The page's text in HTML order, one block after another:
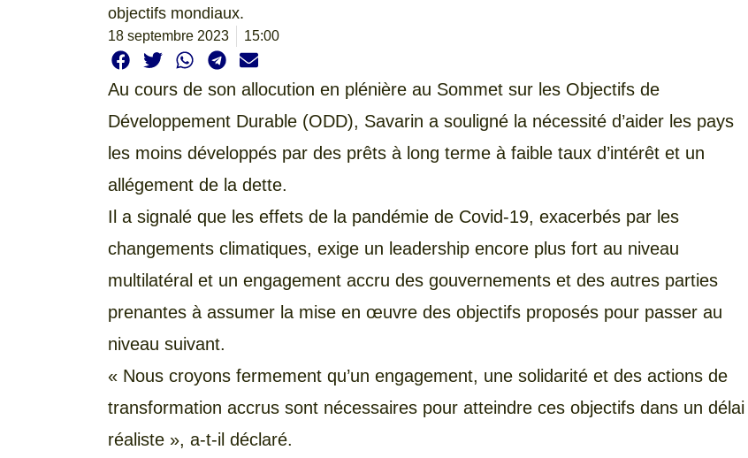
objectifs mondiaux.
18 septembre 2023 15:00
Au cours de son allocution en plénière au Sommet sur les Objectifs de
Développement Durable (ODD), Savarin a souligné la nécessité d’aider les pays
les moins développés par des prêts à long terme à faible taux d’intérêt et un
allégement de la dette.
Il a signalé que les effets de la pandémie de Covid-19, exacerbés par les
changements climatiques, exige un leadership encore plus fort au niveau
multilatéral et un engagement accru des gouvernements et des autres parties
prenantes à assumer la mise en œuvre des objectifs proposés pour passer au
niveau suivant.
« Nous croyons fermement qu’un engagement, une solidarité et des actions de
transformation accrus sont nécessaires pour atteindre ces objectifs dans un délai
réaliste », a-t-il déclaré.